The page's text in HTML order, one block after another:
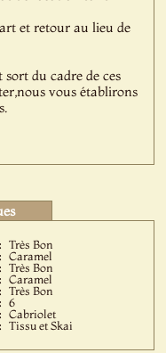
et retour au lieu de
du cadre de ces
vous établirons
Très Bon
Caramel
Très Bon
Caramel
Très Bon
6
Cabriolet
Tissu et Skai